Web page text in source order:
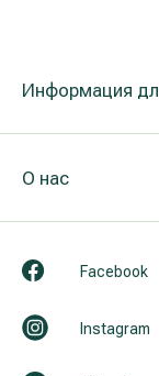
Информация
О нас
Facebook
Instagram